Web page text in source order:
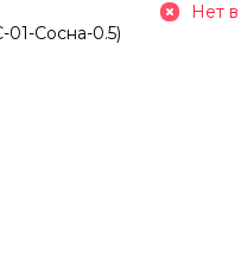
01-Сосна-0.5)
Нет